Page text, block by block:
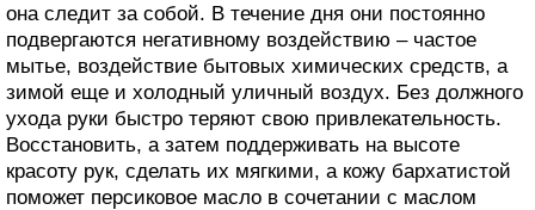
она следит за собой. В течение дня они постоянно
подвергаются негативному воздействию – частое
мытье, воздействие бытовых химических средств, а
зимой еще и холодный уличный воздух. Без должного
ухода руки быстро теряют свою привлекательность.
Восстановить, а затем поддерживать на высоте
красоту рук, сделать их мягкими, а кожу бархатистой
поможет персиковое масло в сочетании с маслом